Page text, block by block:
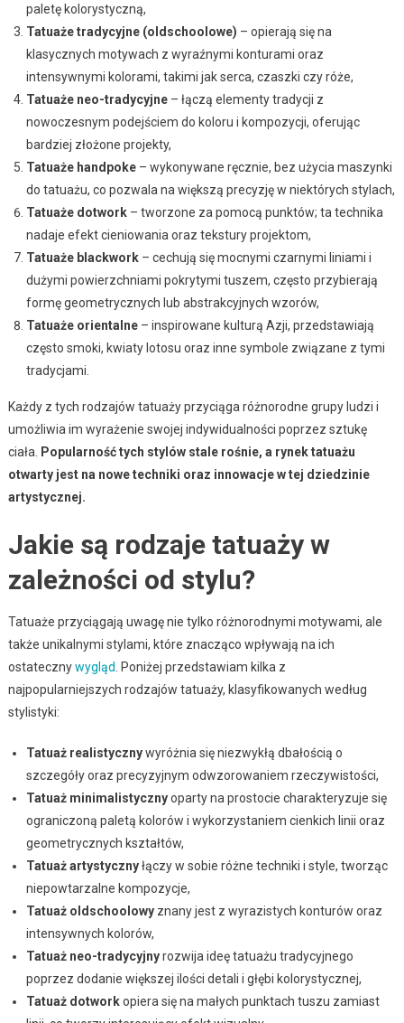
paletę kolorystyczną,
Tatuaże tradycyjne (oldschoolowe) – opierają się na
klasycznych motywach z wyraźnymi konturami oraz
intensywnymi kolorami, takimi jak serca, czaszki czy róże,
Tatuaże neo-tradycyjne– łączą elementy tradycji z
nowoczesnym podejściem do koloru i kompozycji, oferując
bardziej złożone projekty,
Tatuaże handpoke– wykonywane ręcznie, bez użycia maszynki
do tatuażu, co pozwala na większą precyzję w niektórych stylach,
Tatuaże dotwork– tworzone za pomocą punktów; ta technika
nadaje efekt cieniowania oraz tekstury projektom,
Tatuaże blackwork– cechują się mocnymi czarnymi liniami i
dużymi powierzchniami pokrytymi tuszem, często przybierają
formę geometrycznych lub abstrakcyjnych wzorów,
Tatuaże orientalne– inspirowane kulturą Azji, przedstawiają
często smoki, kwiaty lotosu oraz inne symbole związane z tymi
tradycjami.
Każdy z tych rodzajów tatuaży przyciąga różnorodne grupy ludzi i
umożliwia im wyrażenie swojej indywidualności poprzez sztukę
ciała.
Popularność tych stylów stale rośnie, a rynek tatuażu
otwarty jest na nowe techniki oraz innowacje w tej dziedzinie
artystycznej.
Jakie są rodzaje tatuaży w
zależności od stylu?
Tatuaże przyciągają uwagę nie tylko różnorodnymi motywami, ale
także unikalnymi stylami, które znacząco wpływają na ich
ostatecznywygląd
. Poniżej przedstawiam kilka z
najpopularniejszych rodzajów tatuaży, klasyfikowanych według
stylistyki:
Tatuaż realistycznywyróżnia się niezwykłą dbałością o
szczegóły oraz precyzyjnym odwzorowaniem rzeczywistości,
Tatuaż minimalistycznyoparty na prostocie charakteryzuje się
ograniczoną paletą kolorów i wykorzystaniem cienkich linii oraz
geometrycznych kształtów,
Tatuaż artystycznyłączy w sobie różne techniki i style, tworząc
niepowtarzalne kompozycje,
Tatuaż oldschoolowyznany jest z wyrazistych konturów oraz
intensywnych kolorów,
Tatuaż neo-tradycyjnyrozwija ideę tatuażu tradycyjnego
poprzez dodanie większej ilości detali i głębi kolorystycznej,
Tatuaż dotworkopiera się na małych punktach tuszu zamiast